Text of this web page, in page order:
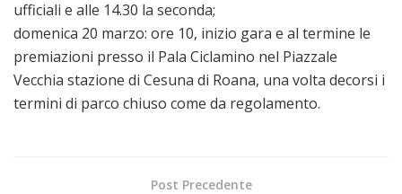
ufficiali e alle 14.30 la seconda;
domenica 20 marzo: ore 10, inizio gara e al termine le
premiazioni presso il Pala Ciclamino nel Piazzale
Vecchia stazione di Cesuna di Roana, una volta decorsi i
termini di parco chiuso come da regolamento.
Post Precedente